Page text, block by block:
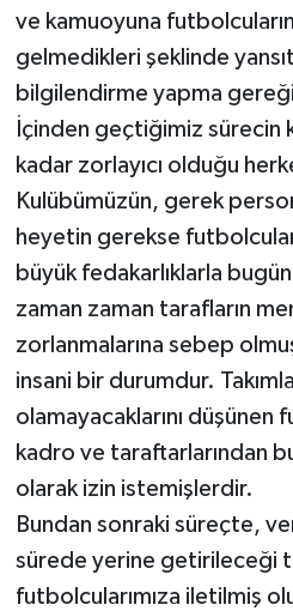
ve kamuoyuna
gelmedikleri şeklinde
bilgilendirme yapma
İçinden geçtiğimiz sürecin
kadar zorlayıcı olduğu
Kulübümüzün, gerek
heyetin gerekse
büyük fedakarlıklarla
zaman zaman tarafların
zorlanmalarına sebep
insani bir durumdur.
olamayacaklarını düşünen
kadro ve taraftarlarından
olarak izin istemişlerdir.
Bundan sonraki süreçte,
sürede yerine getirileceği
futbolcularımıza iletilmiş